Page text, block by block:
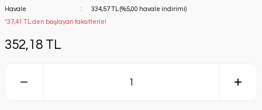
Havale
334,57 TL (%5,00 havale indirimi)
*37,41 TL den başlayan taksitlerle!
352,18 TL